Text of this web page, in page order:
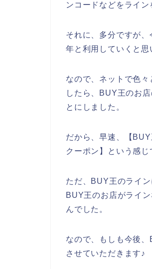
ンコードなどをライ
それに、多分ですが
年と利用していくと思
なので、ネットで色
したら、BUY王のお
とにしました。
だから、早速、【
クーポン】という感じ
ただ、BUY王のライ
BUY王のお店がライ
んでした。
なので、もしも今後
させていただきます♪